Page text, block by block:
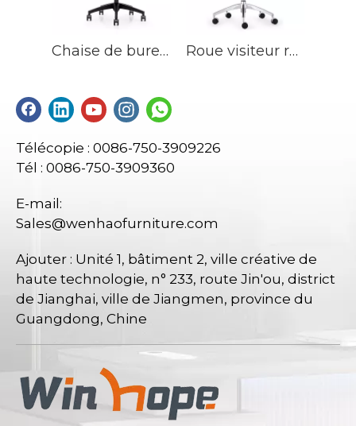
Chaise de bureau réglable de conception moderne chaise ergonomique chaise de bureau en maille de bureau Roue visiteur réunion siège large ergonomique mi-dossier chaises de bureau chaise de bureau pivotante en maille
Télécopie : 0086-750-3909226
Tél : 0086-750-3909360
E-mail:
Sales@wenhaofurniture.com
Ajouter : Unité 1, bâtiment 2, ville créative de
haute technologie, n° 233, route Jin'ou, district
de Jianghai, ville de Jiangmen, province du
Guangdong, Chine